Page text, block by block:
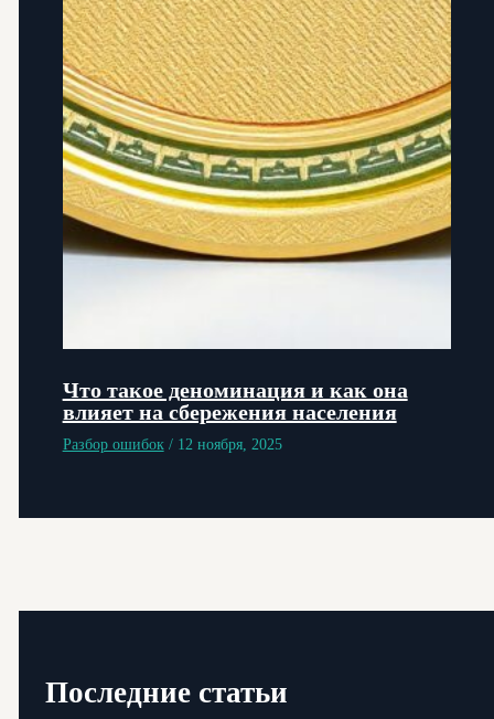
Последние статьи
Что такое деноминация и как она
влияет на сбережения населения
Разбор ошибок/ 12 ноября, 2025